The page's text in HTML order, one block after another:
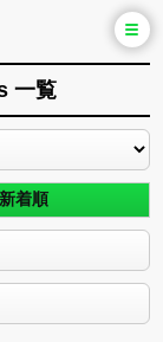
一覧
新着順